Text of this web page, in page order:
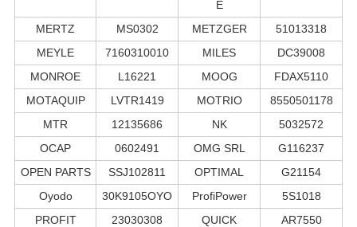
E
MERTZ MS0302 METZGER
51013318
MEYLE
7160310010 MILES
DC39008
MONROE
L16221 MOOG
FDAX5110
MOTAQUIP
LVTR1419 MOTRIO
8550501178
MTR
12135686 NK
5032572
OCAP
0602491 OMG SRL
G116237
OPEN PARTS
SSJ102811 OPTIMAL
G21154
Oyodo
30K9105OYO ProfiPower
5S1018
PROFIT
23030308
QUICK
AR7550